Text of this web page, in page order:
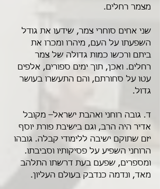
מצמר רחלים.
שני אחים סוחרי צמר, שידעו את גודל
השפעתו על העם, מיהרו ומכרו את
ביתם ורכשו כמות גדולה של צמר
רחלים. ואכן, תוך ימים ספורים, אלפים
עטו על סחורתם, והם התעשרו בעושר
גדול.
ד. גובה רוחני ואהבת ישראל– מקובל
אדיר היה הרב, וגם בישיבת פורת יוסף
יזם שתוקם ישיבה ללימודי קבלה. גובהו
הרוחני השפיע על פסיקותיו וסביבתו.
ומספרים, שפעם בעת דרשתו התלהב
מאד, ונדמה כנדבק בעולם העליון.